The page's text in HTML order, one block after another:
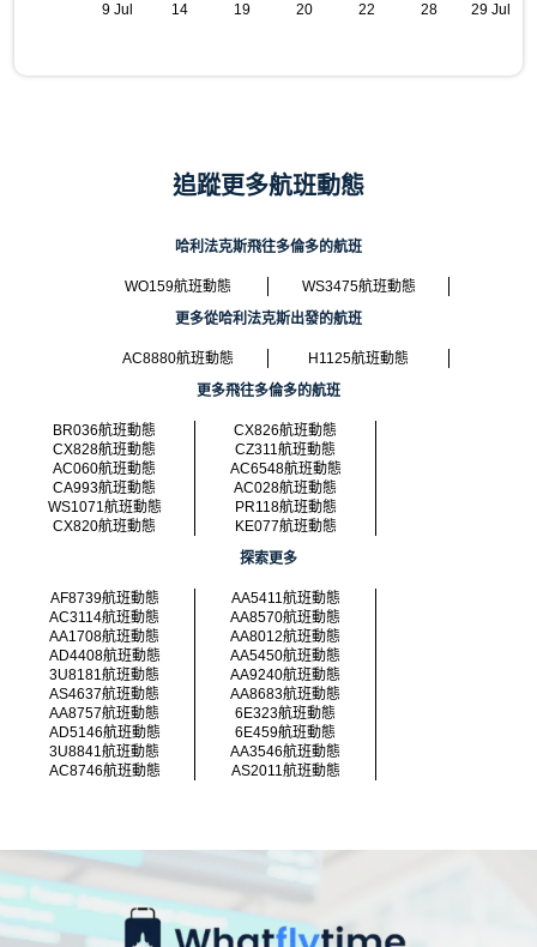
9 Jul 14 19 20 22 28 29 Jul
追蹤更多航班動態
哈利法克斯飛往多倫多的航班
WO159航班動態
WS3475航班動態
更多從哈利法克斯出發的航班
AC8880航班動態
H1125航班動態
更多飛往多倫多的航班
BR036航班動態
CX826航班動態
CX828航班動態
CZ311航班動態
AC060航班動態
AC6548航班動態
CA993航班動態
AC028航班動態
WS1071航班動態
PR118航班動態
CX820航班動態
KE077航班動態
探索更多
AF8739航班動態
AA5411航班動態
AC3114航班動態
AA8570航班動態
AA1708航班動態
AA8012航班動態
AD4408航班動態
AA5450航班動態
3U8181航班動態
AA9240航班動態
AS4637航班動態
AA8683航班動態
AA8757航班動態
6E323航班動態
AD5146航班動態
6E459航班動態
3U8841航班動態
AA3546航班動態
AC8746航班動態
AS2011航班動態